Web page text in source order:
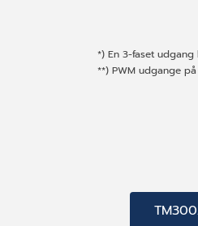
*) En 3-faset
**) PWM udgange